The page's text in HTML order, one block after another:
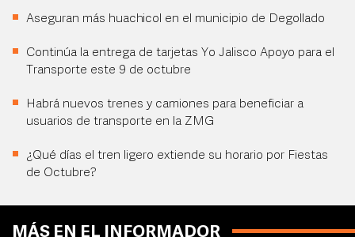
Aseguran más huachicol en el municipio de Degollado
Continúa la entrega de tarjetas Yo Jalisco Apoyo para el
Transporte este 9 de octubre
Habrá nuevos trenes y camiones para beneficiar a
usuarios de transporte en la ZMG
¿Qué días el tren ligero extiende su horario por Fiestas
de Octubre?
MÁS EN EL INFORMADOR